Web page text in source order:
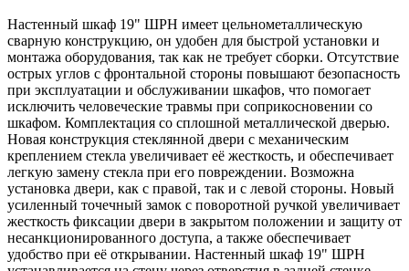
Настенный шкаф 19" ШРН имеет цельнометаллическую
сварную конструкцию, он удобен для быстрой установки и
монтажа оборудования, так как не требует сборки. Отсутствие
острых углов с фронтальной стороны повышают безопасность
при эксплуатации и обслуживании шкафов, что помогает
исключить человеческие травмы при соприкосновении со
шкафом. Комплектация со сплошной металлической дверью.
Новая конструкция стеклянной двери с механическим
креплением стекла увеличивает её жесткость, и обеспечивает
легкую замену стекла при его повреждении. Возможна
установка двери, как с правой, так и с левой стороны. Новый
усиленный точечный замок с поворотной ручкой увеличивает
жесткость фиксации двери в закрытом положении и защиту от
несанкционированного доступа, а также обеспечивает
удобство при её открывании. Настенный шкаф 19" ШРН